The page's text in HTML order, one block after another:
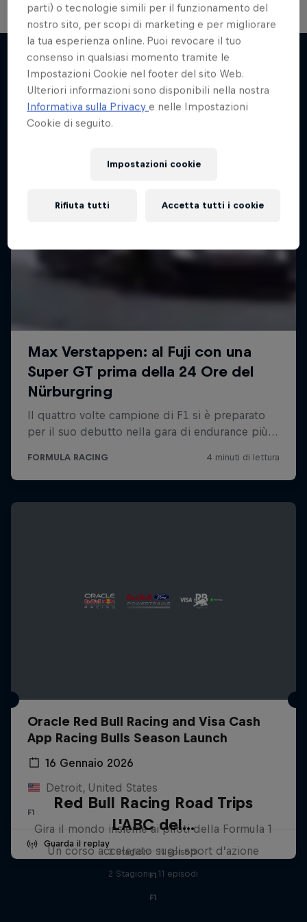
Potrebbe interessarti anche
Oracle Red Bull Racing and Visa Cash
App Racing Bulls Season Launch
16 Gennaio 2026
Detroit, United States
F1
Guarda il replay
Red Bull Racing Road Trips
Gira il mondo insieme ai piloti della Formula 1
3 Stagioni · 11 episodi
F1
L'ABC del...
Un corso accelerato sugli sport d’azione
2 Stagioni · 11 episodi
F1
parti) o tecnologie simili per il funzionamento del
nostro sito, per scopi di marketing e per migliorare
la tua esperienza online. Puoi revocare il tuo
consenso in qualsiasi momento tramite le
Impostazioni Cookie nel footer del sito Web.
Ulteriori informazioni sono disponibili nella nostra
Informativa sulla Privacye nelle Impostazioni
Cookie di seguito.
Impostazioni cookie
Rifiuta tutti Accetta tutti i cookie